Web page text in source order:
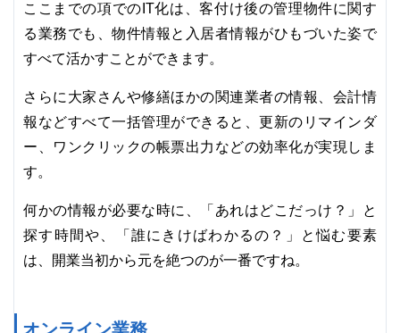
ここまでの項でのIT化は、客付け後の管理物件に関す
る業務でも、物件情報と入居者情報がひもづいた姿で
すべて活かすことができます。
さらに大家さんや修繕ほかの関連業者の情報、会計情
報などすべて一括管理ができると、更新のリマインダ
ー、ワンクリックの帳票出力などの効率化が実現しま
す。
何かの情報が必要な時に、「あれはどこだっけ？」と
探す時間や、「誰にきけばわかるの？」と悩む要素
は、開業当初から元を絶つのが一番ですね。